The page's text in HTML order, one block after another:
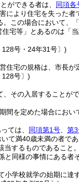
ができる者は、 同項各
より住宅を失った者
この場合において、
宅等」とあるのは「
号・24年31号〕)
住宅の規格は、市長が
128号〕)
その入居することが
間を定めた場合におい
ては、 同項第1号 第
て満40歳未満の者であ
するものであること。
同様の事情にある者
小学校就学の始期に達